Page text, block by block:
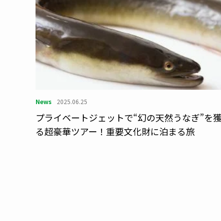
News 2025.06.25
プライベートジェットで“幻の天然うなぎ”を
る超豪華ツアー！重要文化財に泊まる旅